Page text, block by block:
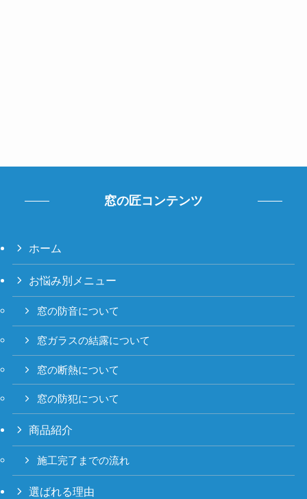
窓の匠コンテンツ
ホーム
お悩み別メニュー
窓の防音について
窓ガラスの結露について
窓の断熱について
窓の防犯について
商品紹介
施工完了までの流れ
選ばれる理由